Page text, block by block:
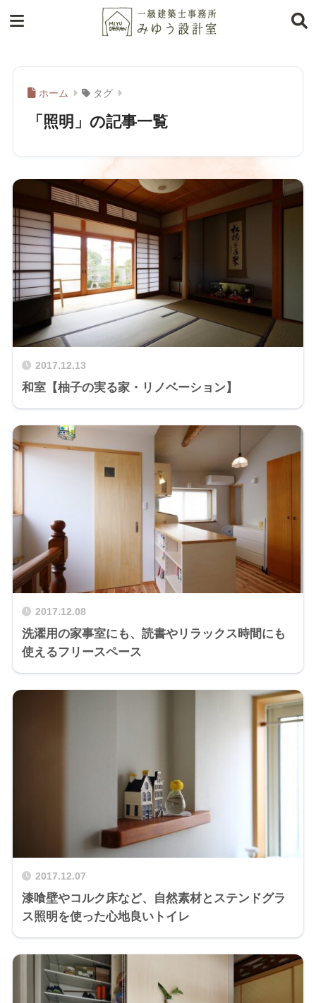
ホーム タグ
「照明」の記事一覧
2017.12.13
和室【柚子の実る家・リノベーション】
2017.12.08
洗濯用の家事室にも、読書やリラックス時間にも
使えるフリースペース
2017.12.07
漆喰壁やコルク床など、自然素材とステンドグラ
ス照明を使った心地良いトイレ